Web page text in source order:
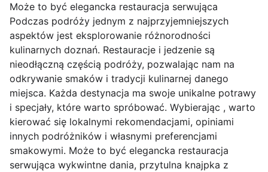
Może to być elegancka restauracja serwująca
Podczas podróży jednym z najprzyjemniejszych
aspektów jest eksplorowanie różnorodności
kulinarnych doznań. Restauracje i jedzenie są
nieodłączną częścią podróży, pozwalając nam na
odkrywanie smaków i tradycji kulinarnej danego
miejsca. Każda destynacja ma swoje unikalne potrawy
i specjały, które warto spróbować. Wybierając , warto
kierować się lokalnymi rekomendacjami, opiniami
innych podróżników i własnymi preferencjami
smakowymi. Może to być elegancka restauracja
serwująca wykwintne dania, przytulna knajpka z